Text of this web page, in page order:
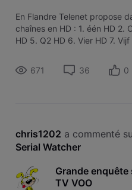
En Flandre Telenet propose
chaînes en HD : 1. één HD 2.
HD 5. Q2 HD 6. Vier HD 7.
RTL-TVI HD 15. Club RTL HD
HD 18. Disney Channel
671 36 0
chris1202 a commenté
Serial Watcher
Grande
TV VOO